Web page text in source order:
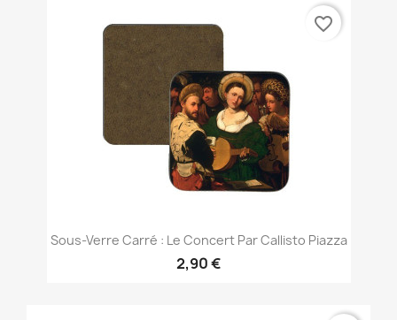
Sous-Verre Carré : Le Concert Par Callisto Piazza
2,90 €
favorite_border